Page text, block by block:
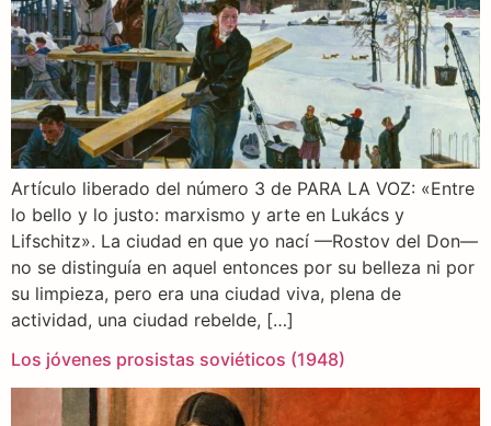
Artículo liberado del número 3 de PARA LA VOZ: «Entre
lo bello y lo justo: marxismo y arte en Lukács y
Lifschitz». La ciudad en que yo nací —Rostov del Don—
no se distinguía en aquel entonces por su belleza ni por
su limpieza, pero era una ciudad viva, plena de
actividad, una ciudad rebelde, […]
Los jóvenes prosistas soviéticos (1948)